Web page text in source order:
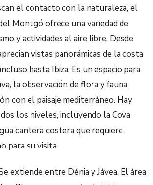
el contacto con la naturaleza, el
Montgó ofrece una variedad de
y actividades al aire libre. Desde
vistas panorámicas de la costa
hasta Ibiza. Es un espacio para
la observación de flora y fauna
con el paisaje mediterráneo. Hay
los niveles, incluyendo la Cova
cantera costera que requiere
para su visita.
extiende entre Dénia y Jávea. El área